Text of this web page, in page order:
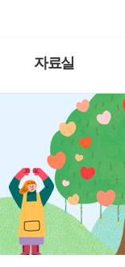
자료실